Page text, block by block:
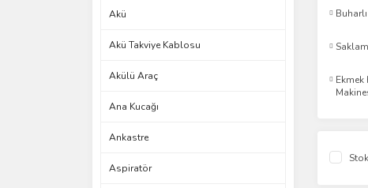
Akü
Akü Takviye Kablosu
Akülü Araç
Ana Kucağı
Ankastre
Aspiratör
Ekmek